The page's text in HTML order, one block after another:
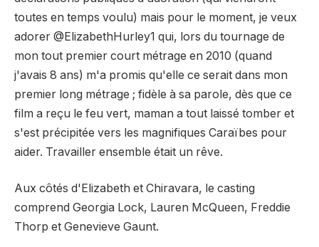
toutes en temps voulu) mais pour le moment, je veux
adorer @ElizabethHurley1 qui, lors du tournage de
mon tout premier court métrage en 2010 (quand
j'avais 8 ans) m'a promis qu'elle ce serait dans mon
premier long métrage ; fidèle à sa parole, dès que ce
film a reçu le feu vert, maman a tout laissé tomber et
s'est précipitée vers les magnifiques Caraïbes pour
aider. Travailler ensemble était un rêve.
Aux côtés d'Elizabeth et Chiravara, le casting
comprend Georgia Lock, Lauren McQueen, Freddie
Thorp et Genevieve Gaunt.